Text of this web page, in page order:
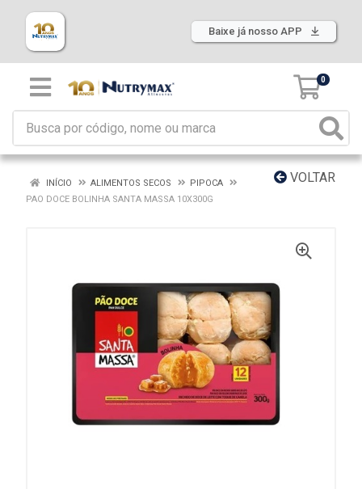
Baixe já nosso APP
0
VOLTAR
INÍCIO ALIMENTOS SECOS
PIPOCA
PAO DOCE BOLINHA SANTA MASSA 10X300G